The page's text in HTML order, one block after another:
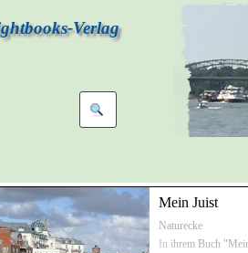
Verlag
Mein Juist
Naturecke
In ihrem Buch